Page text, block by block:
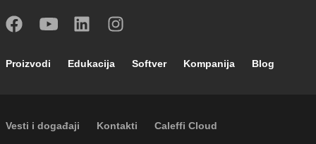
Footer main navigation
Proizvodi Edukacija Softver Kompanija Blog
Footer secondary navigation
Vesti i događaji Kontakti Caleffi Cloud